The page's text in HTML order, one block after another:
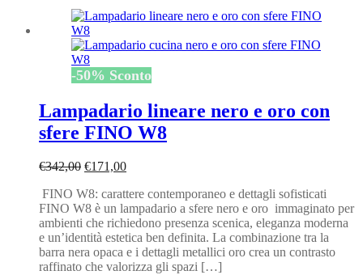
-50% Sconto
Lampadario lineare nero e oro con
sfere FINO W8
€342,00 Il
originale
era:
€342,00.
€171,00Il
attuale
è:
€171,00.
FINO W8: carattere contemporaneo e dettagli sofisticati
FINO W8 è un lampadario a sfere nero e oro immaginato per
ambienti che richiedono presenza scenica, eleganza moderna
e un’identità estetica ben definita. La combinazione tra la
barra nera opaca e i dettagli metallici oro crea un contrasto
raffinato che valorizza gli spazi […]